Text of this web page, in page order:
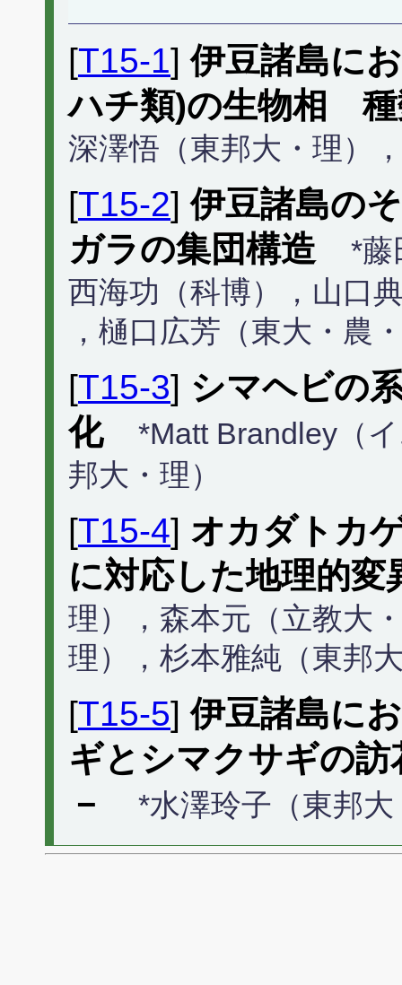
[T15-1]伊豆諸島に
ハチ類)の生物相 種
深澤悟（東邦大・理）
[T15-2]伊豆諸島の
ガラの集団構造
*藤
西海功（科博），山口
，樋口広芳（東大・農
[T15-3] シマヘビの
化
*Matt Brandley（
邦大・理）
[T15-4] オカダトカ
に対応した地理的変
理），森本元（立教大
理），杉本雅純（東邦
[T15-5]伊豆諸島に
ギとシマクサギの
－
*水澤玲子（東邦